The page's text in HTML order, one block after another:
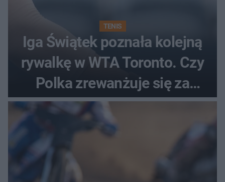
TENIS
Iga Świątek poznała kolejną
rywalkę w WTA Toronto. Czy
Polka zrewanżuje się za
ostatnią porażkę?